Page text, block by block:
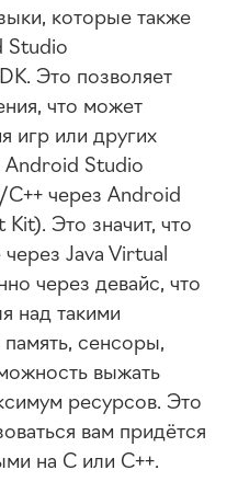
которые также
Studio
Это позволяет
что может
игр или других
Android Studio
C++через Android
Это значит, что
через Java Virtual
через девайс, что
над такими
сенсоры,
выжать
ресурсов. Это
вам придётся
на C или C++.